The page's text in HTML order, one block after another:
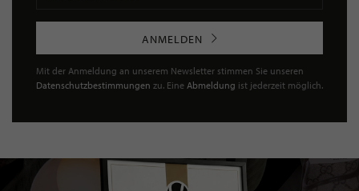
ANMELDEN
Mit der Anmeldung an unserem Newsletter stimmen Sie unseren
Datenschutzbestimmungen zu. Eine Abmeldung ist jederzeit möglich.